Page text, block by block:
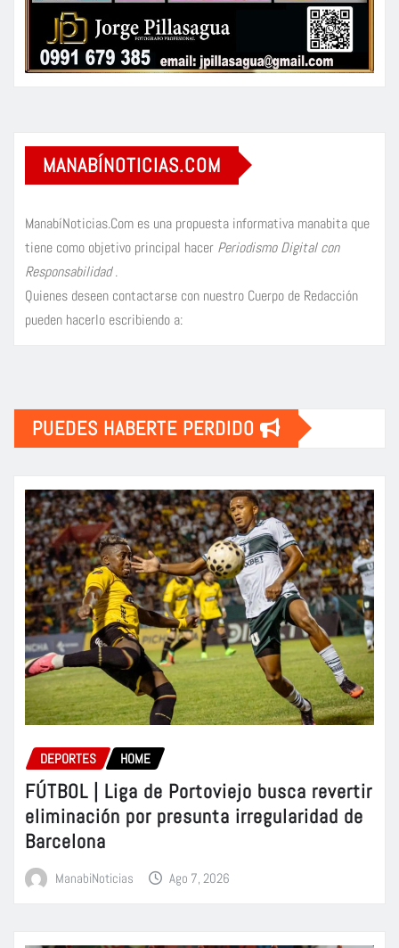
MANABÍNOTICIAS.COM
ManabíNoticias.Com es una propuesta informativa manabita que
tiene como objetivo principal hacer Periodismo Digital con
Responsabilidad.
Quienes deseen contactarse con nuestro Cuerpo de Redacción
pueden hacerlo escribiendo a:
PUEDES HABERTE PERDIDO
DEPORTES HOME
FÚTBOL | Liga de Portoviejo busca revertir
eliminación por presunta irregularidad de
Barcelona
ManabiNoticias Ago 7, 2026